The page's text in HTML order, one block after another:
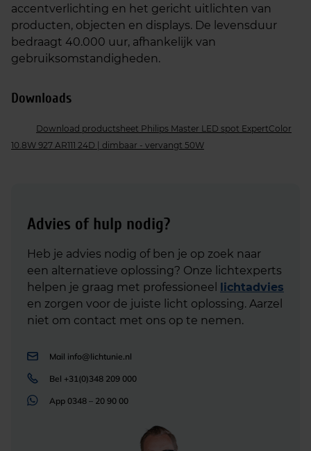
accentverlichting en het gericht uitlichten van
producten, objecten en displays. De levensduur
bedraagt 40.000 uur, afhankelijk van
gebruiksomstandigheden.
Downloads
Download productsheet Philips Master LED spot ExpertColor
10.8W 927 AR111 24D | dimbaar - vervangt 50W
Advies of hulp nodig?
Heb je advies nodig of ben je op zoek naar
een alternatieve oplossing? Onze lichtexperts
helpen je graag met professioneel lichtadvies
en zorgen voor de juiste licht oplossing. Aarzel
niet om contact met ons op te nemen.
Mail info@lichtunie.nl
Bel +31(0)348 209 000
App 0348 – 20 90 00